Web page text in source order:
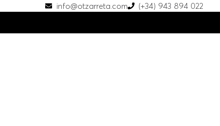
info@otzarreta.com (+34) 943 894 022